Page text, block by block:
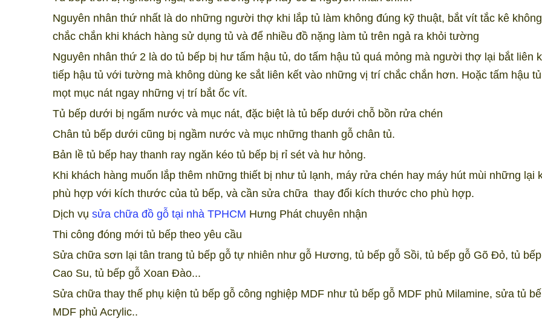
Nguyên nhân thứ nhất là do những người thợ khi lắp tủ làm không đúng kỹ thuật, bắt vít tắc kê
chắc chắn khi khách hàng sử dụng tủ và để nhiều đồ nặng làm tủ trên ngả ra khỏi tường
Nguyên nhân thứ 2 là do tủ bếp bị hư tấm hậu tủ, do tấm hậu tủ quá mỏng mà người thợ lại bắt liên
tiếp hậu tủ với tường mà không dùng ke sắt liên kết vào những vị trí chắc chắn hơn. Hoặc tấm hậu
mọt mục nát ngay những vị trí bắt ốc vít.
Tủ bếp dưới bị ngấm nước và mục nát, đặc biệt là tủ bếp dưới chỗ bồn rửa chén
Chân tủ bếp dưới cũng bị ngầm nước và mục những thanh gỗ chân tủ.
Bản lề tủ bếp hay thanh ray ngăn kéo tủ bếp bị rỉ sét và hư hỏng.
Khi khách hàng muốn lắp thêm những thiết bị như tủ lạnh, máy rửa chén hay máy hút mùi những lại
phù hợp với kích thước của tủ bếp, và cần sửa chữa thay đổi kích thước cho phù hợp.
Dịch vụ sửa chữa đồ gỗ tại nhà TPHCM Hưng Phát chuyên nhận
Thi công đóng mới tủ bếp theo yêu cầu
Sửa chữa sơn lại tân trang tủ bếp gỗ tự nhiên như gỗ Hương, tủ bếp gỗ Sồi, tủ bếp gỗ Gõ Đỏ, tủ
Cao Su, tủ bếp gỗ Xoan Đào...
Sửa chữa thay thế phụ kiện tủ bếp gỗ công nghiệp MDF như tủ bếp gỗ MDF phủ Milamine, sửa tủ
MDF phủ Acrylic..